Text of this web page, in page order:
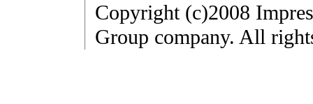
Copyright (c)2008
Group company. All